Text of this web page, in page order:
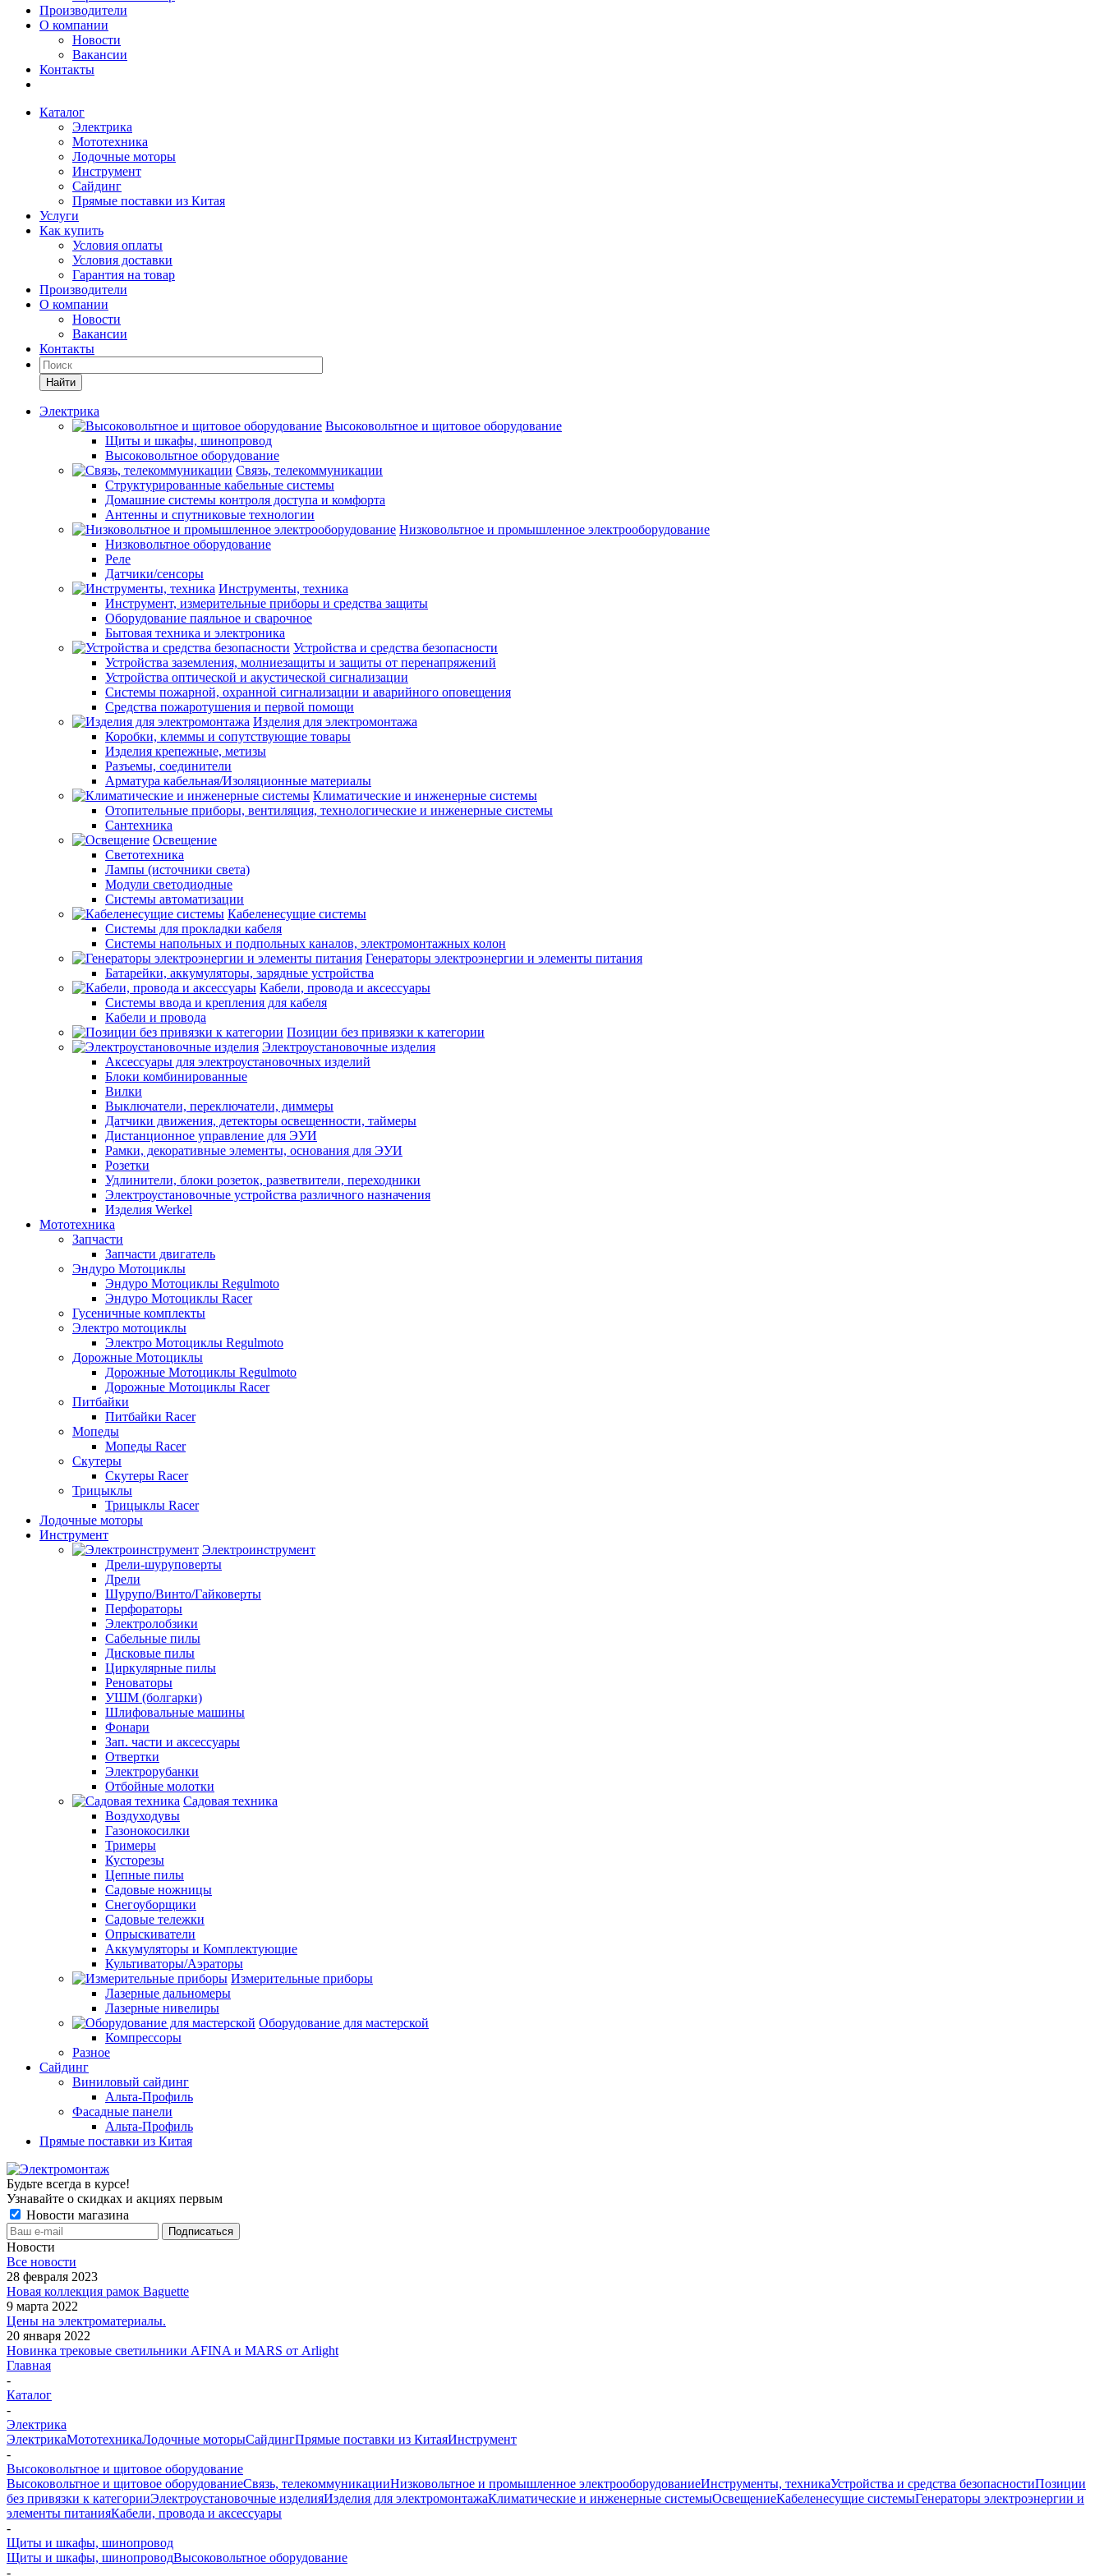
Производители
О компании
Новости
Вакансии
Контакты
Каталог
Электрика
Мототехника
Лодочные моторы
Инструмент
Сайдинг
Прямые поставки из Китая
Услуги
Как купить
Условия оплаты
Условия доставки
Гарантия на товар
Производители
О компании
Новости
Вакансии
Контакты
Найти
Электрика
Высоковольтное и щитовое оборудование
Щиты и шкафы, шинопровод
Высоковольтное оборудование
Связь, телекоммуникации
Структурированные кабельные системы
Домашние системы контроля доступа и комфорта
Антенны и спутниковые технологии
Низковольтное и промышленное электрооборудование
Низковольтное оборудование
Реле
Датчики/сенсоры
Инструменты, техника
Инструмент, измерительные приборы и средства защиты
Оборудование паяльное и сварочное
Бытовая техника и электроника
Устройства и средства безопасности
Устройства заземления, молниезащиты и защиты от перенапряжений
Устройства оптической и акустической сигнализации
Системы пожарной, охранной сигнализации и аварийного оповещения
Средства пожаротушения и первой помощи
Изделия для электромонтажа
Коробки, клеммы и сопутствующие товары
Изделия крепежные, метизы
Разъемы, соединители
Арматура кабельная/Изоляционные материалы
Климатические и инженерные системы
Отопительные приборы, вентиляция, технологические и инженерные системы
Сантехника
Освещение
Светотехника
Лампы (источники света)
Модули светодиодные
Системы автоматизации
Кабеленесущие системы
Системы для прокладки кабеля
Системы напольных и подпольных каналов, электромонтажных колон
Генераторы электроэнергии и элементы питания
Батарейки, аккумуляторы, зарядные устройства
Кабели, провода и аксессуары
Системы ввода и крепления для кабеля
Кабели и провода
Позиции без привязки к категории
Электроустановочные изделия
Аксессуары для электроустановочных изделий
Блоки комбинированные
Вилки
Выключатели, переключатели, диммеры
Датчики движения, детекторы освещенности, таймеры
Дистанционное управление для ЭУИ
Рамки, декоративные элементы, основания для ЭУИ
Розетки
Удлинители, блоки розеток, разветвители, переходники
Электроустановочные устройства различного назначения
Изделия Werkel
Мототехника
Запчасти
Запчасти двигатель
Эндуро Мотоциклы
Эндуро Мотоциклы Regulmoto
Эндуро Мотоциклы Racer
Гусеничные комплекты
Электро мотоциклы
Электро Мотоциклы Regulmoto
Дорожные Мотоциклы
Дорожные Мотоциклы Regulmoto
Дорожные Мотоциклы Racer
Питбайки
Питбайки Racer
Мопеды
Мопеды Racer
Скутеры
Скутеры Racer
Трицыклы
Трицыклы Racer
Лодочные моторы
Инструмент
Электроинструмент
Дрели-шуруповерты
Дрели
Шурупо/Винто/Гайковерты
Перфораторы
Электролобзики
Сабельные пилы
Дисковые пилы
Циркулярные пилы
Реноваторы
УШМ (болгарки)
Шлифовальные машины
Фонари
Зап. части и аксессуары
Отвертки
Электрорубанки
Отбойные молотки
Садовая техника
Воздуходувы
Газонокосилки
Тримеры
Кусторезы
Цепные пилы
Садовые ножницы
Снегоуборщики
Садовые тележки
Опрыскиватели
Аккумуляторы и Комплектующие
Культиваторы/Аэраторы
Измерительные приборы
Лазерные дальномеры
Лазерные нивелиры
Оборудование для мастерской
Компрессоры
Разное
Сайдинг
Виниловый сайдинг
Альта-Профиль
Фасадные панели
Альта-Профиль
Прямые поставки из Китая
Будьте всегда в курсе!
Узнавайте о скидках и акциях первым
Новости магазина
Новости
Все новости
28 февраля 2023
Новая коллекция рамок Baguette
9 марта 2022
Цены на электроматериалы.
20 января 2022
Новинка трековые светильники AFINA и MARS от Arlight
Главная
-
Каталог
-
Электрика
ЭлектрикаМототехникаЛодочные моторыСайдингПрямые поставки из КитаяИнструмент
-
Высоковольтное и щитовое оборудование
Высоковольтное и щитовое оборудованиеСвязь, телекоммуникацииНизковольтное и промышленное электрооборудованиеИнструменты, техникаУстройства и средства безопасностиПозиции
без привязки к категорииЭлектроустановочные изделияИзделия для электромонтажаКлиматические и инженерные системыОсвещениеКабеленесущие системыГенераторы электроэнергии и
элементы питанияКабели, провода и аксессуары
-
Щиты и шкафы, шинопровод
Щиты и шкафы, шинопроводВысоковольтное оборудование
-